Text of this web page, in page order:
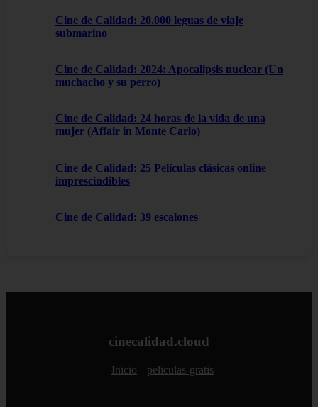
Cine de Calidad: 20.000 leguas de viaje
submarino
Cine de Calidad: 2024: Apocalipsis nuclear (Un
muchacho y su perro)
Cine de Calidad: 24 horas de la vida de una
mujer (Affair in Monte Carlo)
Cine de Calidad: 25 Películas clásicas online
imprescindibles
Cine de Calidad: 39 escalones
cinecalidad.cloud
Inicio peliculas-gratis